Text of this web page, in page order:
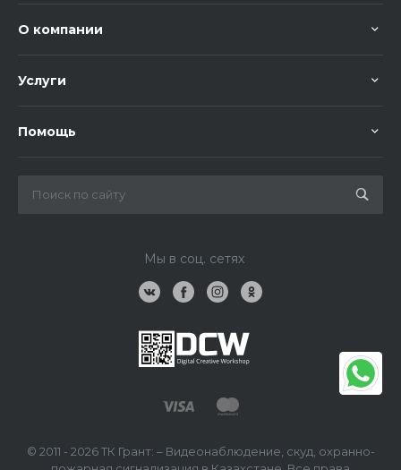
О компании
Услуги
Помощь
Мы в соц. сетях
© 2011 - 2026 ТК Грант: – Видеонаблюдение, скуд, охранно-